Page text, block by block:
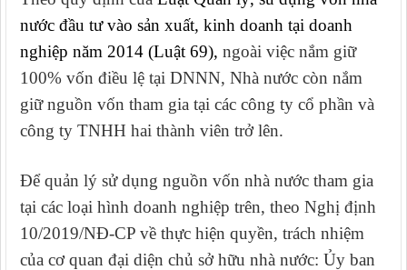
nước đầu tư vào sản xuất, kinh doanh tại doanh
nghiệp năm 2014 (Luật 69), ngoài việc nắm giữ
100% vốn điều lệ tại DNNN, Nhà nước còn nắm
giữ nguồn vốn tham gia tại các công ty cổ phần và
công ty TNHH hai thành viên trở lên.
Để quản lý sử dụng nguồn vốn nhà nước tham gia
tại các loại hình doanh nghiệp trên, theo Nghị định
10/2019/NĐ-CP về thực hiện quyền, trách nhiệm
của cơ quan đại diện chủ sở hữu nhà nước: Ủy ban